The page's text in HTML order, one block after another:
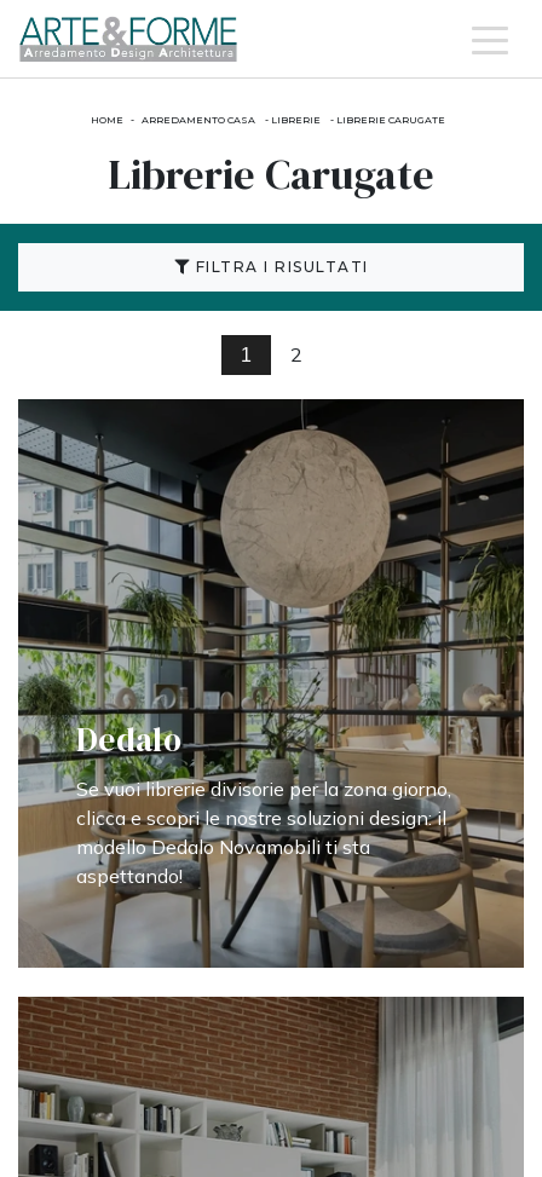
HOME - ARREDAMENTO CASA - LIBRERIE - LIBRERIE CARUGATE
Librerie Carugate
FILTRA I RISULTATI
1 2
Dedalo
Se vuoi librerie divisorie per la zona giorno,
clicca e scopri le nostre soluzioni design: il
modello Dedalo Novamobili ti sta
aspettando!